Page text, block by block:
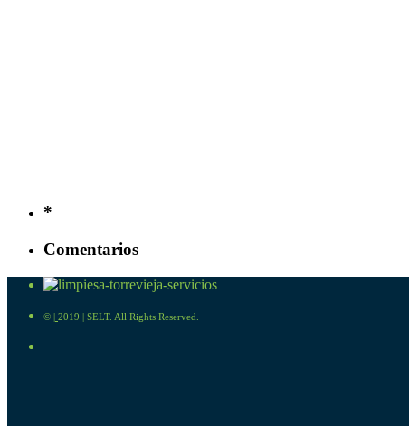
*
Comentarios
© 2019 | SELT. All Rights Reserved.